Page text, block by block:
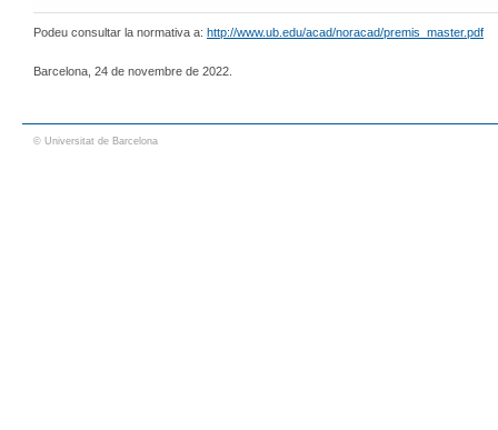
Podeu consultar la normativa a: http://www.ub.edu/acad/noracad/premis_master.pdf
Barcelona, 24 de novembre de 2022.
© Universitat de Barcelona